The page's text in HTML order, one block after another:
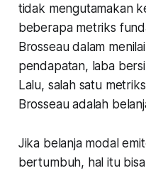
tidak mengutamakan
beberapa metriks
Brosseau dalam
pendapatan, laba
Lalu, salah satu
Brosseau adalah
Jika belanja modal
bertumbuh, hal itu